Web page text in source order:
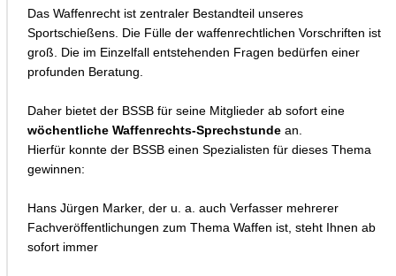
Das Waffenrecht ist zentraler Bestandteil unseres
Sportschießens. Die Fülle der waffenrechtlichen Vorschriften ist
groß. Die im Einzelfall entstehenden Fragen bedürfen einer
profunden Beratung.
Daher bietet der BSSB für seine Mitglieder ab sofort eine
wöchentliche Waffenrechts-Sprechstundean.
Hierfür konnte der BSSB einen Spezialisten für dieses Thema
gewinnen:
Hans Jürgen Marker, der u. a. auch Verfasser mehrerer
Fachveröffentlichungen zum Thema Waffen ist, steht Ihnen ab
sofort immer